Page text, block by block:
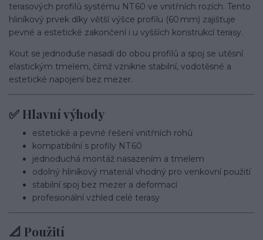
terasových profilů systému NT 60 ve vnitřních rozích. Tento
hliníkový prvek díky větší výšce profilu (60 mm) zajišťuje
pevné a estetické zakončení i u vyšších konstrukcí terasy.
Kout se jednoduše nasadí do obou profilů a spoj se utěsní
elastickým tmelem, čímž vznikne stabilní, vodotěsné a
estetické napojení bez mezer.
✅ Hlavní výhody
estetické a pevné řešení vnitřních rohů
kompatibilní s profily NT 60
jednoduchá montáž nasazením a tmelem
odolný hliníkový materiál vhodný pro venkovní použití
stabilní spoj bez mezer a deformací
profesionální vzhled celé terasy
📐 Použití